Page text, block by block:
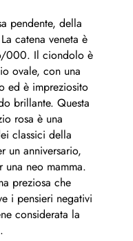
pendente, della
catena veneta è
000. Il ciondolo è
ovale, con una
ed è impreziosito
brillante. Questa
rosa è una
classici della
un anniversario,
neo mamma.
preziosa che
i pensieri negativi
considerata la